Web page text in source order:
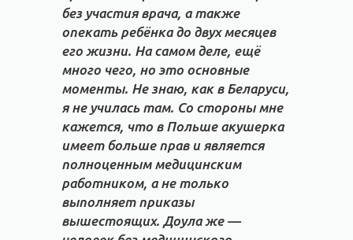
без участия врача, а также
опекать ребёнка до двух месяцев
его жизни. На самом деле, ещё
много чего, но это основные
моменты. Не знаю, как в Беларуси,
я не училась там. Со стороны мне
кажется, что в Польше акушерка
имеет больше прав и является
полноценным медицинским
работником, а не только
выполняет приказы
вышестоящих. Доула же —